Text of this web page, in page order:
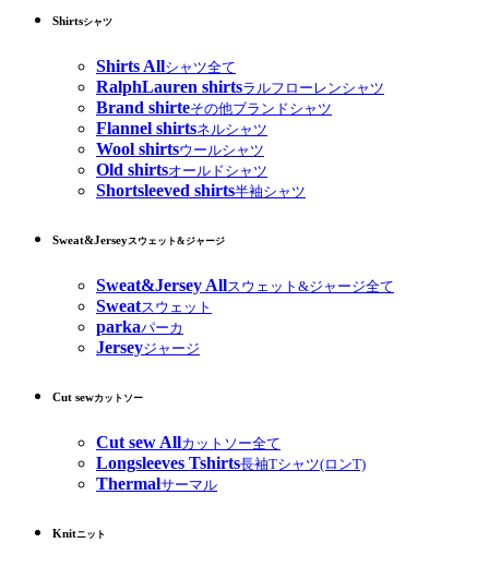
Shirtsシャツ
Shirts Allシャツ全て
RalphLauren shirtsラルフローレンシャツ
Brand shirteその他ブランドシャツ
Flannel shirtsネルシャツ
Wool shirtsウールシャツ
Old shirtsオールドシャツ
Shortsleeved shirts半袖シャツ
Sweat&Jerseyスウェット&ジャージ
Sweat&Jersey Allスウェット&ジャージ全て
Sweatスウェット
parkaパーカ
Jerseyジャージ
Cut sewカットソー
Cut sew Allカットソー全て
Longsleeves Tshirts長袖Tシャツ(ロンT)
Thermalサーマル
Knitニット